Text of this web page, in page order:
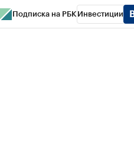
Подписка на РБК Инвестиции